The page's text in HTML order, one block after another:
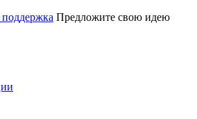
Предложите свою идею